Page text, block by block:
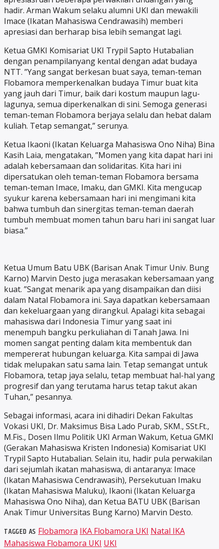
hadir. Arman Wakum selaku alumni UKI dan mewakili
Imace (Ikatan Mahasiswa Cendrawasih) memberi
apresiasi dan berharap bisa lebih semangat lagi.
Ketua GMKI Komisariat UKI Trypil Sapto Hutabalian
dengan penampilanyang kental dengan adat budaya
NTT. ”Yang sangat berkesan buat saya, teman-teman
Flobamora memperkenalkan budaya Timur buat kita
yang jauh dari Timur, baik dari kostum maupun lagu-
lagunya, semua diperkenalkan di sini. Semoga generasi
teman-teman Flobamora berjaya selalu dan hebat dalam
kuliah. Tetap semangat,” serunya.
Ketua Ikaoni (Ikatan Keluarga Mahasiswa Ono Niha) Bina
Kasih Laia, mengatakan, ”Momen yang kita dapat hari ini
adalah kebersamaan dan solidaritas. Kita hari ini
dipersatukan oleh teman-teman Flobamora bersama
teman-teman Imace, Imaku, dan GMKI. Kita mengucap
syukur karena kebersamaan hari ini mengimani kita
bahwa tumbuh dan sinergitas teman-teman daerah
tumbuh membuat momen tahun baru hari ini sangat luar
biasa.”
Ketua Umum Batu UBK (Barisan Anak Timur Univ. Bung
Karno) Marvin Desto juga merasakan kebersamaan yang
kuat. ”Sangat menarik apa yang disampaikan dan diisi
dalam Natal Flobamora ini. Saya dapatkan kebersamaan
dan kekeluargaan yang dirangkul. Apalagi kita sebagai
mahasiswa dari Indonesia Timur yang saat ini
menempuh bangku perkuliahan di Tanah Jawa. Ini
momen sangat penting dalam kita membentuk dan
mempererat hubungan keluarga. Kita sampai di Jawa
tidak melupakan satu sama lain. Tetap semangat untuk
Flobamora, tetap jaya selalu, tetap membuat hal-hal yang
progresif dan yang terutama harus tetap takut akan
Tuhan,” pesannya.
Sebagai informasi, acara ini dihadiri Dekan Fakultas
Vokasi UKI, Dr. Maksimus Bisa Lado Purab, SKM., SSt.Ft.,
M.Fis., Dosen Ilmu Politik UKI Arman Wakum, Ketua GMKI
(Gerakan Mahasiswa Kristen Indonesia) Komisariat UKI
Trypil Sapto Hutabalian. Selain itu, hadir pula perwakilan
dari sejumlah ikatan mahasiswa, di antaranya: Imace
(Ikatan Mahasiswa Cendrawasih), Persekutuan Imaku
(Ikatan Mahasiswa Maluku), Ikaoni (Ikatan Keluarga
Mahasiswa Ono Niha), dan Ketua BATU UBK (Barisan
Anak Timur Universitas Bung Karno) Marvin Desto.
TAGGED AS Flobamora IKA Flobamora UKI Natal IKA
Mahasiswa Flobamora UKI UKI